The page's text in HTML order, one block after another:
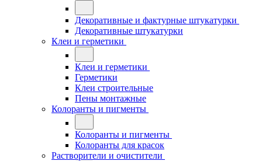
Декоративные и фактурные штукатурки
Декоративные штукатурки
Клеи и герметики
Клеи и герметики
Герметики
Клеи строительные
Пены монтажные
Колоранты и пигменты
Колоранты и пигменты
Колоранты для красок
Растворители и очистители